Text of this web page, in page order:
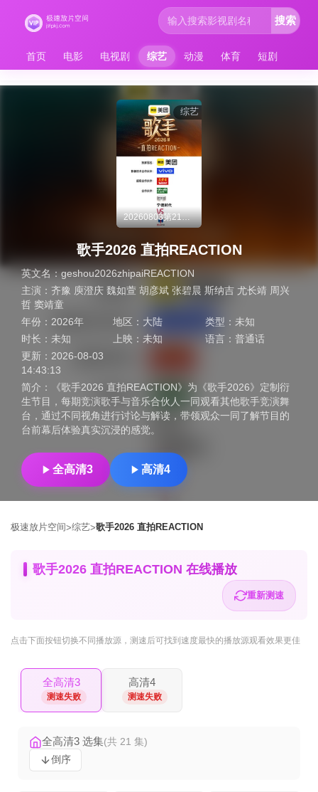
首页 电影 电视剧 综艺 动漫 体育 短剧
搜索
综艺
20260803第21期：全员颤音挑战
歌手2026 直拍REACTION
英文名：geshou2026zhipaiREACTION
主演： 齐豫 庾澄庆 魏如萱 胡彦斌 张碧晨 斯纳吉 尤长靖 周兴
哲 窦靖童
年份： 2026年 地区： 大陆 类型： 未知
时长： 未知 上映： 未知 语言： 普通话
更新： 2026-08-03
14:43:13
简介：
《歌手2026 直拍REACTION》为《歌手2026》定制衍
生节目，每期竞演歌手与音乐合伙人一同观看其他歌手竞演舞
台，通过不同视角进行讨论与解读，带领观众一同了解节目的
台前幕后体验真实沉浸的感觉。
全高清3 高清4
极速放片空间>综艺>歌手2026 直拍REACTION
歌手2026 直拍REACTION 在线播放
重新测速
点击下面按钮切换不同播放源 ，测速后可找到速度最快的播放源观看效果更佳
全高清3
测速失败
高清4
测速失败
全高清3 选集(共 21 集)
倒序